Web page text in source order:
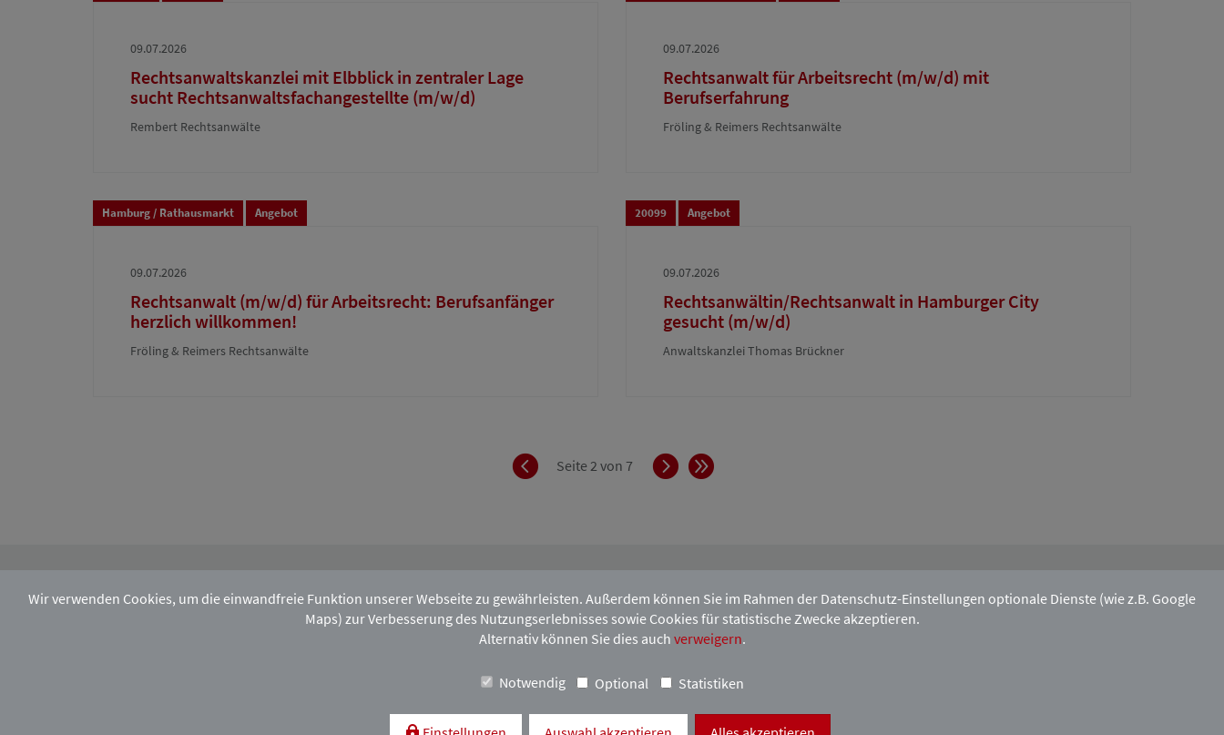
09.07.2026
Rechtsanwaltskanzlei mit Elbblick in zentraler Lage
sucht Rechtsanwaltsfachangestellte (m/w/d)
Rembert Rechtsanwälte
09.07.2026
Rechtsanwalt für Arbeitsrecht (m/w/d) mit
Berufserfahrung
Fröling & Reimers Rechtsanwälte
Hamburg / Rathausmarkt Angebot
09.07.2026
Rechtsanwalt (m/w/d) für Arbeitsrecht: Berufsanfänger
herzlich willkommen!
Fröling & Reimers Rechtsanwälte
20099 Angebot
09.07.2026
Rechtsanwältin/Rechtsanwalt in Hamburger City
gesucht (m/w/d)
Anwaltskanzlei Thomas Brückner
ZurückSeite 2 von 7 VorwärtsEnde
Melden Sie sich hier zu unserem monatlichen HAVupdate-Newsletter an.
Wir verwenden Cookies, um die einwandfreie Funktion unserer Webseite zu gewährleisten. Außerdem können Sie im Rahmen der Datenschutz-Einstellungen optionale Dienste (wie z.B. Google
Maps) zur Verbesserung des Nutzungserlebnisses sowie Cookies für statistische Zwecke akzeptieren.
Alternativ können Sie dies auch verweigern.
Notwendig Optional Statistiken